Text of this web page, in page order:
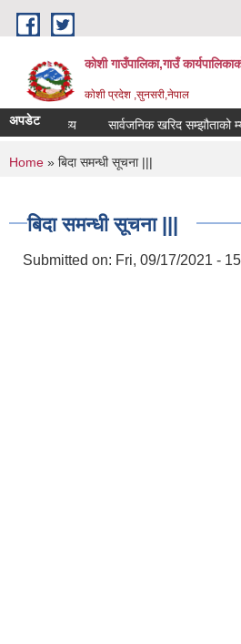
Skip to main content
कोशी गाउँपालिका,गाउँ
काेशी प्रदेश ,सुनसरी,नेपाल
अपडेट
शोक वक्तव्य सार्वजनिक खरिद सम्झौताको
You are here
Home » बिदा समन्धी सूचना |||
बिदा समन्धी सूचना |||
Submitted on: Fri, 09/17/2021 -